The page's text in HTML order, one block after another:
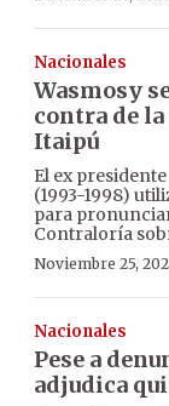
Nacionales
Wasmosy
contra de la
Itaipú
El ex
(1993-1998)
para
Contraloría
Noviembre 25,
Nacionales
Pese a
adjudica